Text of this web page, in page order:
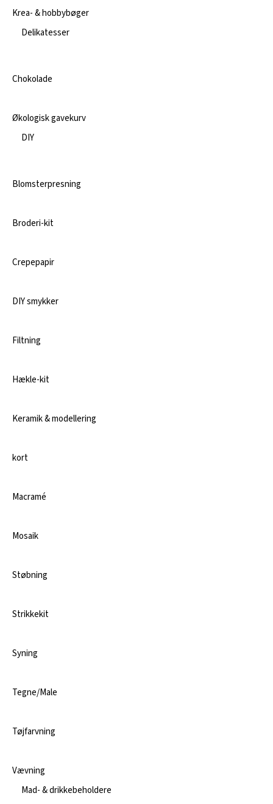
Krea- & hobbybøger
Delikatesser
Chokolade
Økologisk gavekurv
DIY
Blomsterpresning
Broderi-kit
Crepepapir
DIY smykker
Filtning
Hækle-kit
Keramik & modellering
kort
Macramé
Mosaik
Støbning
Strikkekit
Syning
Tegne/Male
Tøjfarvning
Vævning
Mad- & drikkebeholdere